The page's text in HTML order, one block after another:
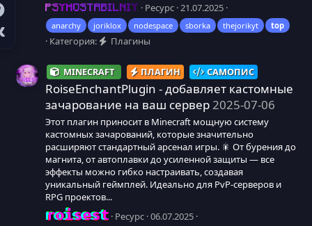
PSYHOSTABILNIY Ресурс 21.07.2025
anarchy joriklox nodespace sborka thejorikyt top
Категория: Плагины
MINECRAFT ПЛАГИН САМОПИС
RoiseEnchantPlugin - добавляет кастомные
зачарование на ваш сервер2025-07-06
Этот плагин приносит в Minecraft мощную систему
кастомных зачарований, которые значительно
расширяют стандартный арсенал игры. 🎇 От бурения до
магнита, от автоплавки до усиленной защиты — все
эффекты можно гибко настраивать, создавая
уникальный геймплей. Идеально для PvP-серверов и
RPG проектов...
roisest Ресурс 06.07.2025